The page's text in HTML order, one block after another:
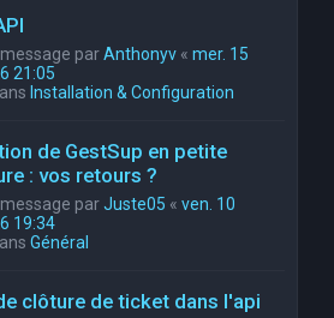
parAnthonyv « mer. 15
21:05
Installation & Configuration
de GestSup en petite
: vos retours ?
parJuste05 « ven. 10
19:34
Général
clôture de ticket dans l'api